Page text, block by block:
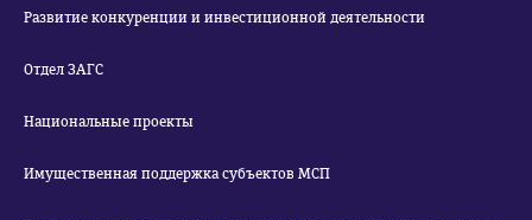
Развитие конкуренции и инвестиционной деятельности
Отдел ЗАГС
Национальные проекты
Имущественная поддержка субъектов МСП